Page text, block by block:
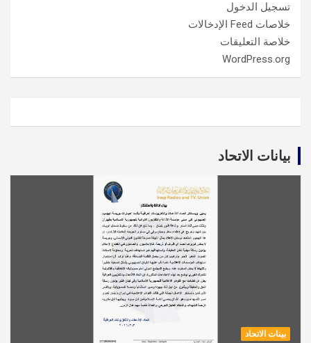
تسجيل الدخول
خلاصات Feed الإدخالات
خلاصة التعليقات
WordPress.org
بيانات الاتحاد
بينات الاتحاد